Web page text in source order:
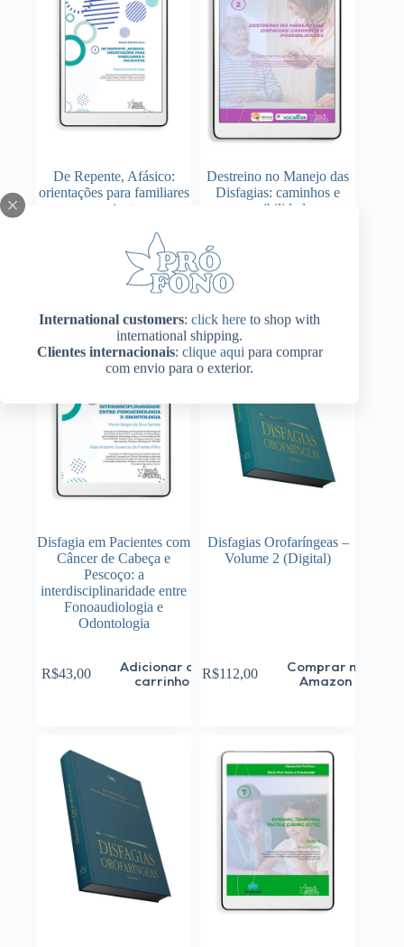
International customers: click here to shop with
international shipping.
Clientes internacionais: clique aqui para comprar
com envio para o exterior.
De Repente, Afásico:
orientações para familiares
e pacientes
Adicionar ao
carrinho
Destreino no Manejo das
Disfagias: caminhos e
possibilidades
R$
Disfagia em Pacientes com
Câncer de Cabeça e
Pescoço: a
interdisciplinaridade entre
Fonoaudiologia e
Odontologia
R$43,00
Adicionar ao
carrinho
Disfagias Orofaríngeas –
Volume 2 (Digital)
R$112,00
Comprar na
Amazon